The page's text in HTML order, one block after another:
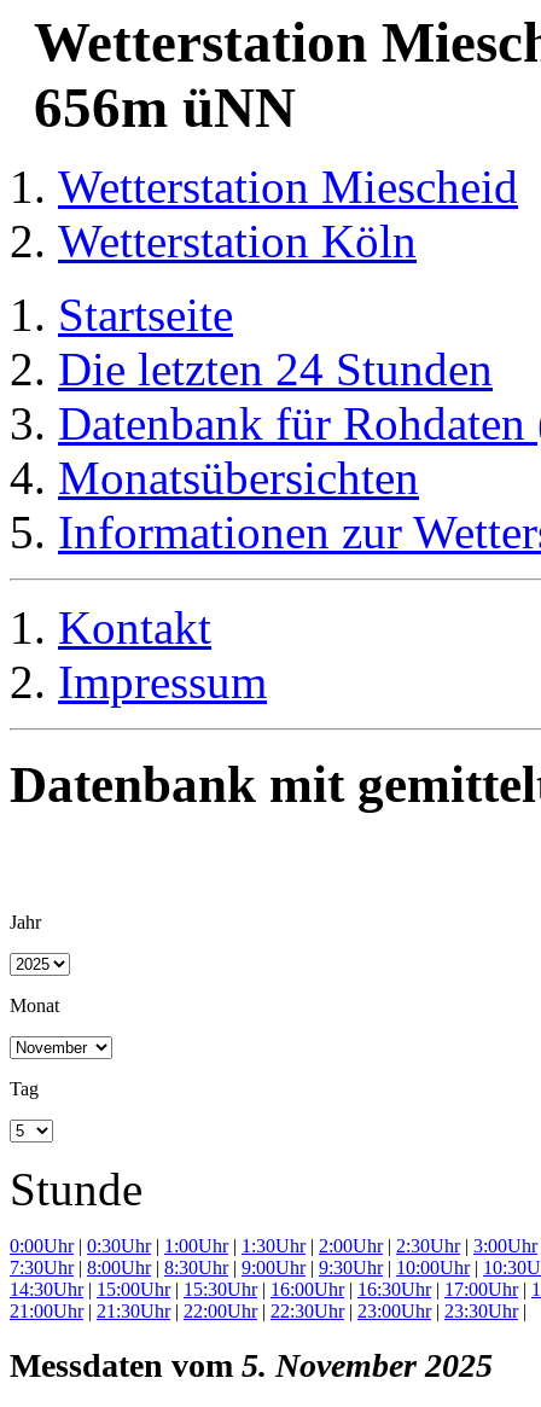
Wetterstation
656m üNN
Wetterstation Miescheid
Wetterstation Köln
Startseite
Die letzten 24 Stunden
Datenbank für
Monatsübersichten
Informationen zur
Kontakt
Impressum
Datenbank mit
Jahr
Monat
Tag
Stunde
0:00Uhr| 0:30Uhr| 1:00Uhr| 1:30Uhr| 2:00Uhr| 2:30Uhr| 3:00Uhr
7:30Uhr| 8:00Uhr| 8:30Uhr| 9:00Uhr| 9:30Uhr| 10:00Uhr|
14:30Uhr| 15:00Uhr| 15:30Uhr| 16:00Uhr| 16:30Uhr| 17:00Uhr|
21:00Uhr| 21:30Uhr| 22:00Uhr| 22:30Uhr| 23:00Uhr| 23:30Uhr|
Messdaten vom 5. November 2025